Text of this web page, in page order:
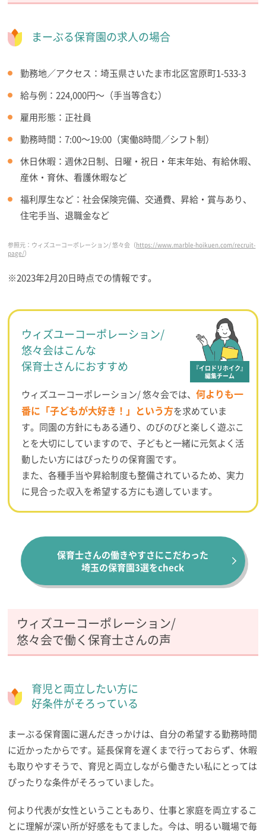
まーぶる保育園の求人の場合
勤務地／アクセス：埼玉県さいたま市北区宮原町1-533-3
給与例：224,000円～（手当等含む）
雇用形態：正社員
勤務時間：7:00～19:00（実働8時間／シフト制）
休日休暇：週休2日制、日曜・祝日・年末年始、有給休暇、
産休・育休、看護休暇など
福利厚生など：社会保険完備、交通費、昇給・賞与あり、
住宅手当、退職金など
参照元：ウィズユーコーポレーション/ 悠々会（https://www.marble-hoikuen.com/recruit-
page/）
※2023年2月20日時点での情報です。
ウィズユーコーポレーション/
悠々会はこんな
保育士さんにおすすめ
ウィズユーコーポレーション/ 悠々会では、何よりも一
番に「子どもが大好き！」という方を求めていま
す。同園の方針にもある通り、のびのびと楽しく遊ぶこ
とを大切にしていますので、子どもと一緒に元気よく活
動したい方にはぴったりの保育園です。
また、各種手当や昇給制度も整備されているため、実力
に見合った収入を希望する方にも適しています。
『イロドリホイク』
編集チーム
保育士さんの働きやすさにこだわった
埼玉の保育園3選をcheck
ウィズユーコーポレーション/
悠々会で働く保育士さんの声
育児と両立したい方に
好条件がそろっている
まーぶる保育園に選んだきっかけは、自分の希望する勤務時間
に近かったからです。延長保育を遅くまで行っておらず、休暇
も取りやすそうで、育児と両立しながら働きたい私にとっては
ぴったりな条件がそろっていました。
何より代表が女性ということもあり、仕事と家庭を両立するこ
とに理解が深い所が好感をもてました。今は、明るい職場で毎